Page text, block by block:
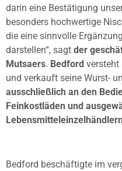
darin eine Bestätigung
besonders hochwertige
die eine sinnvolle
darstellen“, sagt der
Mutsaers. Bedford versteht
und verkauft seine Wurst-
ausschließlich an den
Feinkostläden und
Lebensmitteleinzelhändlern
Bedford beschäftigte im